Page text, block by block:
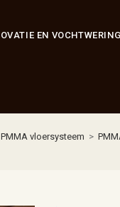
EN VOCHTWERING
PMMA vloersysteem >